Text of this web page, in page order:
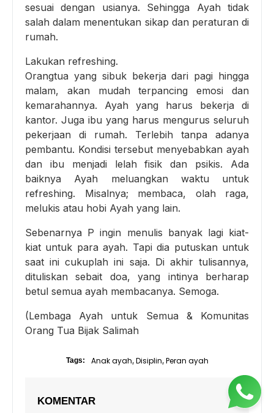
sesuai dengan usianya. Sehingga Ayah tidak
salah dalam menentukan sikap dan peraturan di
rumah.
Lakukan refreshing.
Orangtua yang sibuk bekerja dari pagi hingga
malam, akan mudah terpancing emosi dan
kemarahannya. Ayah yang harus bekerja di
kantor. Juga ibu yang harus mengurus seluruh
pekerjaan di rumah. Terlebih tanpa adanya
pembantu. Kondisi tersebut menyebabkan ayah
dan ibu menjadi lelah fisik dan psikis. Ada
baiknya Ayah meluangkan waktu untuk
refreshing. Misalnya; membaca, olah raga,
melukis atau hobi Ayah yang lain.
Sebenarnya P ingin menulis banyak lagi kiat-
kiat untuk para ayah. Tapi dia putuskan untuk
saat ini cukuplah ini saja. Di akhir tulisannya,
dituliskan sebait doa, yang intinya berharap
betul semua ayah membacanya. Semoga.
(Lembaga Ayah untuk Semua & Komunitas
Orang Tua Bijak Salimah
Tags: Anak ayah, Disiplin, Peran ayah
KOMENTAR